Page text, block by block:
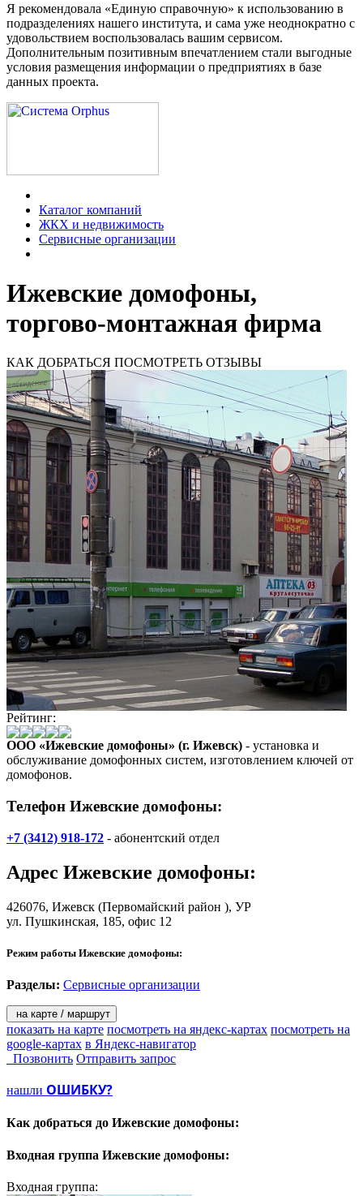
Я рекомендовала «Единую справочную» к использованию в
подразделениях нашего института, и сама уже неоднократно с
удовольствием воспользовалась вашим сервисом.
Дополнительным позитивным впечатлением стали выгодные
условия размещения информации о предприятиях в базе
данных проекта.
Каталог компаний
ЖКХ и недвижимость
Сервисные организации
Ижевские домофоны,
торгово-монтажная фирма
КАК ДОБРАТЬСЯ ПОСМОТРЕТЬ ОТЗЫВЫ
Рейтинг:
ООО «Ижевские домофоны» (г. Ижевск) - установка и
обслуживание домофонных систем, изготовлением ключей от
домофонов.
Телефон Ижевские домофоны:
+7 (3412) 918-172 - абонентский отдел
Адрес Ижевские домофоны:
426076, Ижевск (Первомайский район ), УР
ул. Пушкинская, 185, офис 12
Режим работы Ижевские домофоны:
Разделы: Сервисные организации
на карте / маршрут
показать на карте посмотреть на яндекс-картах посмотреть на
google-картах в Яндекс-навигатор
Позвонить Отправить запрос
нашли ОШИБКУ?
Как добраться до Ижевские домофоны:
Входная группа Ижевские домофоны:
Входная группа: